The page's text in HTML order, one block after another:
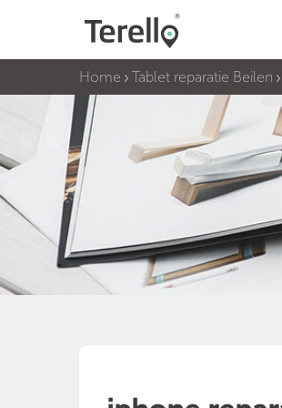
Home Tablet reparatie Beilen